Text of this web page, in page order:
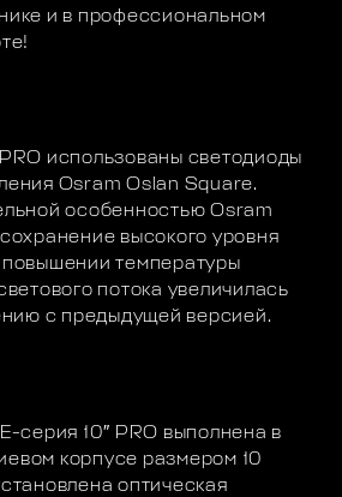
и в профессиональном
использованы светодиоды
Osram Oslan Square.
особенностью Osram
высокого уровня
повышении температуры
потока увеличилась
с предыдущей версией.
серия 10″ PRO выполнена в
корпусе размером 10
оптическая